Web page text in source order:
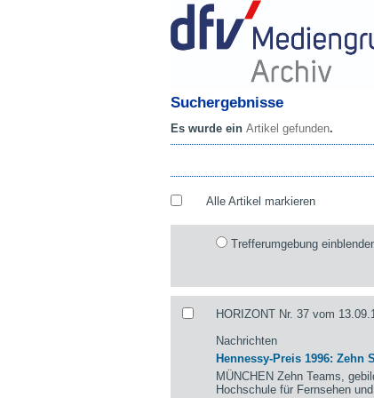
Suchergebnisse
Es wurde ein Artikel gefunden.
Alle Artikel markieren
Trefferumgebung
HORIZONT Nr. 37 vom
Nachrichten
Hennessy-Preis 1996: Zehn
MÜNCHEN Zehn Teams,
Hochschule für Fernsehen